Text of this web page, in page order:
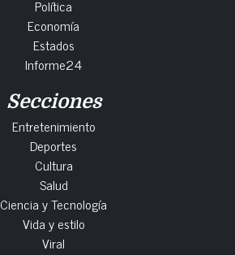
Política
Economía
Estados
Informe24
Secciones
Entretenimiento
Deportes
Cultura
Salud
Ciencia y Tecnología
Vida y estilo
Viral